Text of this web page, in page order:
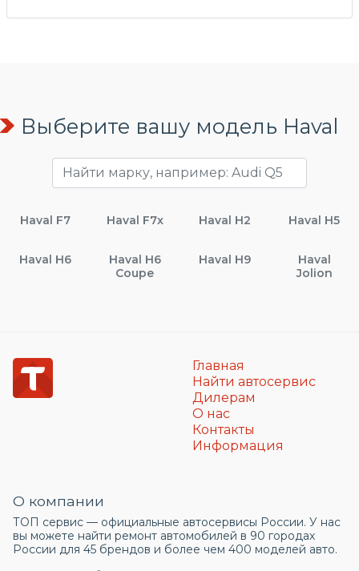
Выберите вашу модель Haval
Haval F7 Haval F7x Haval H2 Haval H5
Haval H6
Haval H6
Coupe
Haval H9
Haval
Jolion
Главная
Найти автосервис
Дилерам
О нас
Контакты
Информация
О компании
ТОП сервис — официальные автосервисы России. У нас
вы можете найти ремонт автомобилей в 90 городах
России для 45 брендов и более чем 400 моделей авто.